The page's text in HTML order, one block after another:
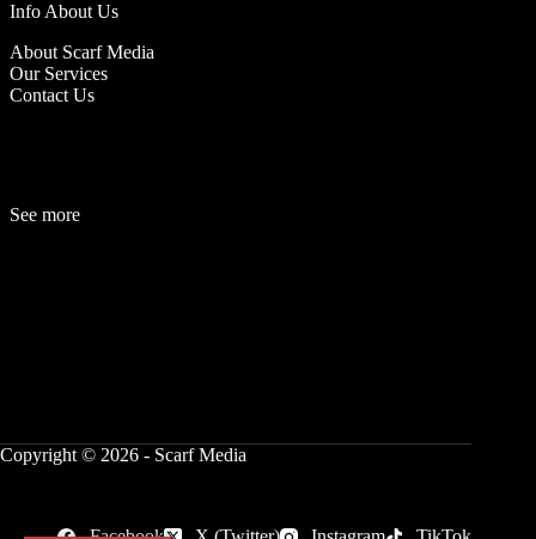
Info About Us
About Scarf Media
Our Services
Contact Us
See more
Copyright © 2026 - Scarf Media